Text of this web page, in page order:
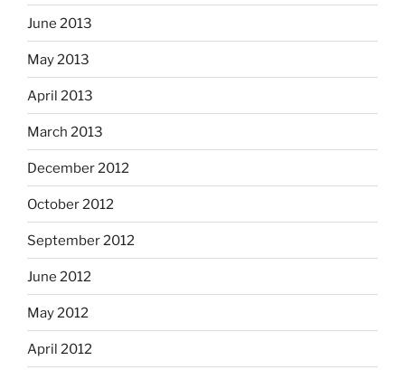
June 2013
May 2013
April 2013
March 2013
December 2012
October 2012
September 2012
June 2012
May 2012
April 2012